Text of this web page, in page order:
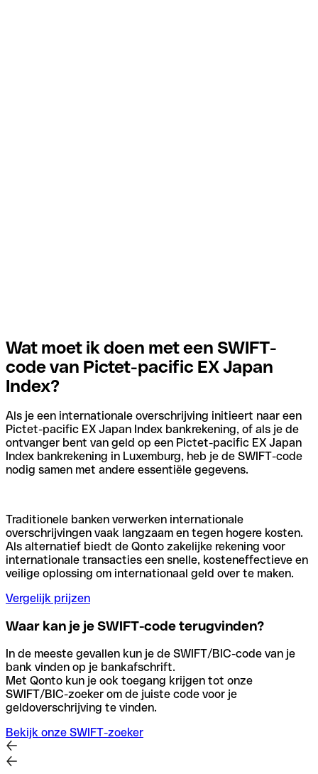
Wat moet ik doen met een SWIFT-
code van Pictet-pacific EX Japan
Index?
Als je een internationale overschrijving initieert naar een
Pictet-pacific EX Japan Index bankrekening, of als je de
ontvanger bent van geld op een Pictet-pacific EX Japan
Index bankrekening in Luxemburg, heb je de SWIFT-code
nodig samen met andere essentiële gegevens.
Traditionele banken verwerken internationale
overschrijvingen vaak langzaam en tegen hogere kosten.
Als alternatief biedt de Qonto zakelijke rekening voor
internationale transacties een snelle, kosteneffectieve en
veilige oplossing om internationaal geld over te maken.
Vergelijk prijzen
Waar kan je je SWIFT-code terugvinden?
In de meeste gevallen kun je de SWIFT/BIC-code van je
bank vinden op je bankafschrift.
Met Qonto kun je ook toegang krijgen tot onze
SWIFT/BIC-zoeker om de juiste code voor je
geldoverschrijving te vinden.
Bekijk onze SWIFT-zoeker